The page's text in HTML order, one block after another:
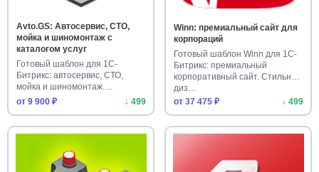
Avto.GS: Автосервис, СТО,
мойка и шиномонтаж с
каталогом услуг
Готовый шаблон для 1С-
Битрикс: автосервис, СТО,
мойка и шиномонтаж.
Продающий са…
от 9 900 ₽ ↓ 499
Winn: премиальный сайт для
корпораций
Готовый шаблон Winn для 1С-
Битрикс: премиальный
корпоративный сайт. Стильный
диз…
от 37 475 ₽
↓ 499